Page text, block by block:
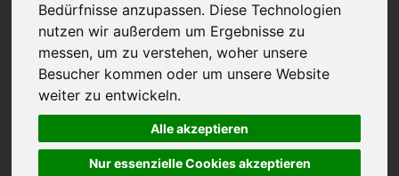
Bedürfnisse anzupassen. Diese Technologien
nutzen wir außerdem um Ergebnisse zu
messen, um zu verstehen, woher unsere
Besucher kommen oder um unsere Website
weiter zu entwickeln.
Alle akzeptieren
Nur essenzielle Cookies akzeptieren